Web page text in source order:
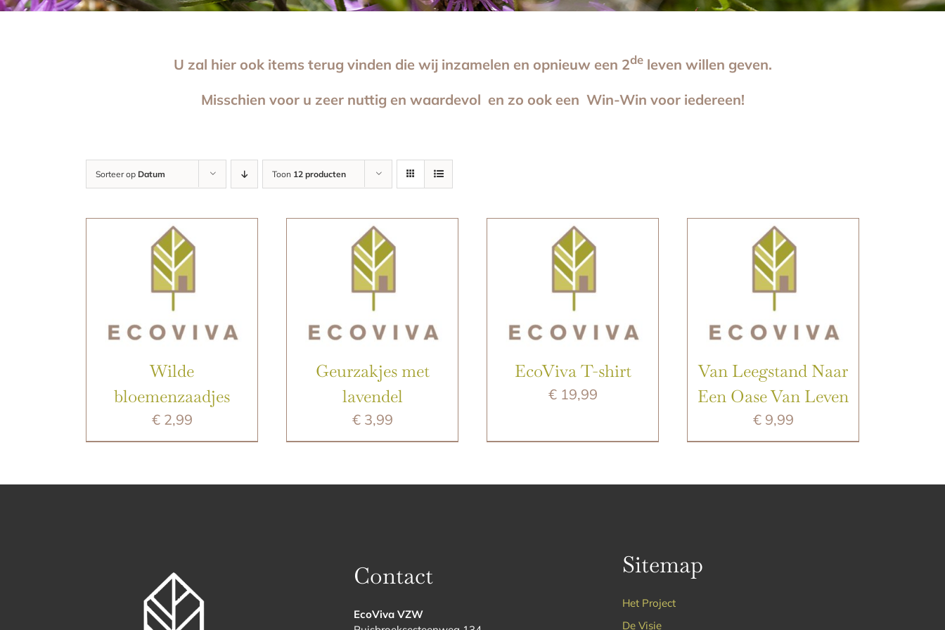
U zal hier ook items terug vinden die wij inzamelen en opnieuw een 2deleven willen geven.
Misschien voor u zeer nuttig en waardevol en zo ook een Win-Win voor iedereen!
Sorteer op Datum Toon 12 producten
Wilde
bloemenzaadjes
€2,99
Geurzakjes met
lavendel
€3,99
EcoViva T-shirt
€19,99
Van Leegstand Naar
Een Oase Van Leven
€9,99
Contact
EcoViva VZW
Sitemap
Het Project
De Visie